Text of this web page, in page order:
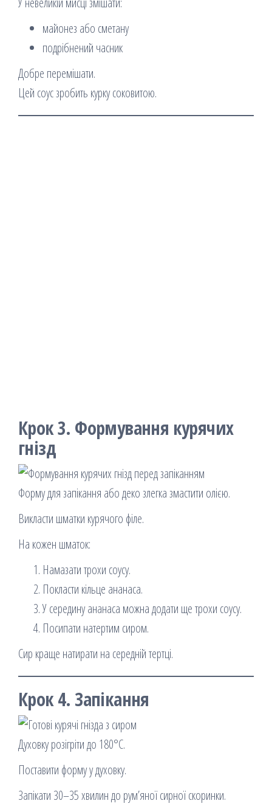
майонез або сметану
подрібнений часник
Добре перемішати.
Цей соус зробить курку соковитою.
Крок 3. Формування курячих
гнізд
Форму для запікання або деко злегка змастити олією.
Викласти шматки курячого філе.
На кожен шматок:
Намазати трохи соусу.
Покласти кільце ананаса.
У середину ананаса можна додати ще трохи соусу.
Посипати натертим сиром.
Сир краще натирати на середній тертці.
Крок 4. Запікання
Духовку розігріти до 180°C.
Поставити форму у духовку.
Запікати 30–35 хвилин до рум’яної сирної скоринки.